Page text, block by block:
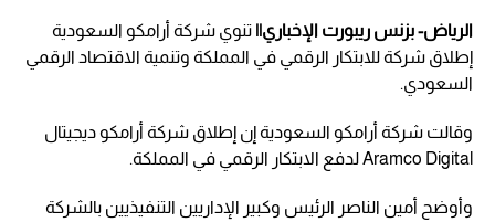
الرياض- بزنس ريبورت الإخباري|| تنوي شركة أرامكو السعودية
إطلاق شركة للابتكار الرقمي في المملكة وتنمية الاقتصاد الرقمي
السعودي.
وقالت شركة أرامكو السعودية إن إطلاق شركة أرامكو ديجيتال
Aramco Digital لدفع الابتكار الرقمي في المملكة.
وأوضح أمين الناصر الرئيس وكبير الإداريين التنفيذيين بالشركة